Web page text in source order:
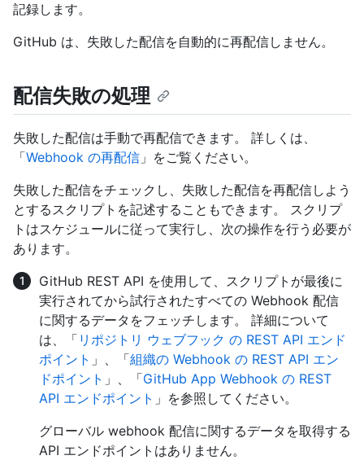
記録します。
GitHub は、失敗した配信を自動的に再配信しません。
配信失敗の処理
失敗した配信は手動で再配信できます。 詳しくは、
「Webhook の再配信 」をご覧ください。
失敗した配信をチェックし、失敗した配信を再配信しよう
とするスクリプトを記述することもできます。 スクリプ
トはスケジュールに従って実行し、次の操作を行う必要が
あります。
GitHub REST API を使用して、スクリプトが最後に
実行されてから試行されたすべての Webhook 配信
に関するデータをフェッチします。 詳細について
は、「 リポジトリ ウェブフック の REST API エンド
ポイント 」、「組織の Webhook の REST API エン
ドポイント 」、「GitHub App Webhook の REST
API エンドポイント 」を参照してください。
グローバル webhook 配信に関するデータを取得する
API エンドポイントはありません。